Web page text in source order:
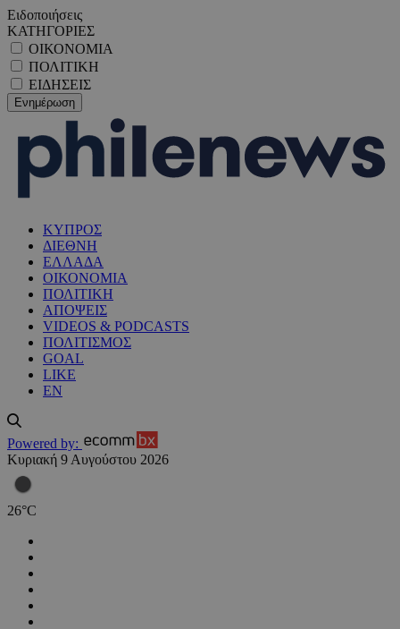
Ειδοποιήσεις
ΚΑΤΗΓΟΡΙΕΣ
ΟΙΚΟΝΟΜΙΑ
ΠΟΛΙΤΙΚΗ
ΕΙΔΗΣΕΙΣ
ΚΥΠΡΟΣ
ΔΙΕΘΝΗ
ΕΛΛΑΔΑ
ΟΙΚΟΝΟΜΙΑ
ΠΟΛΙΤΙΚΗ
ΑΠΟΨΕΙΣ
VIDEOS & PODCASTS
ΠΟΛΙΤΙΣΜΟΣ
GOAL
LIKE
EN
Powered by:
Κυριακή 9 Αυγούστου 2026
26°C